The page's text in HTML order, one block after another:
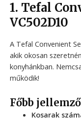
1. Tefal
VC502D10
A Tefal Convenient
akik okosan
konyhánkban.
működik!
Főbb
Kosarak